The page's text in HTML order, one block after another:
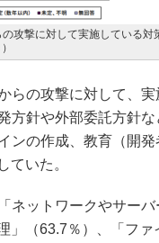
攻撃に対して実施している対
の攻撃に対して、実
方針や外部委託方針
ンの作成、教育（開
ていた。
ットワークやサーバ
（63.7％）、「ファ